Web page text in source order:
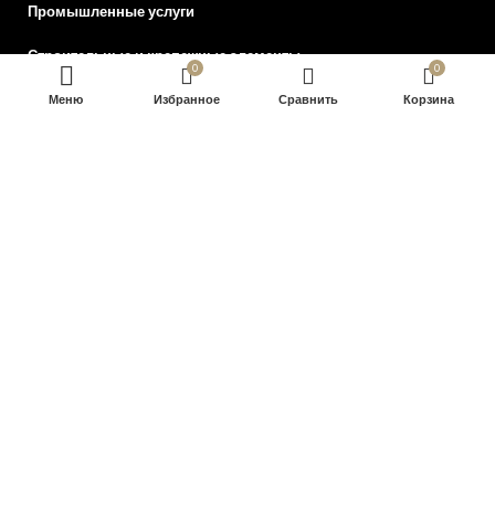
Промышленные услуги
Строительные и крепежные элементы
Сушки и выдвижные корзины для кухни
В КОРЗИНУ
Меню
0
Избранное Сравнить
0
Корзина